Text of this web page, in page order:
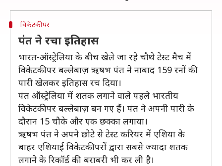
विकेटकीपर
पंत ने रचा इतिहास
भारत-ऑस्ट्रेलिया के बीच खेले जा रहे चौथे टेस्ट मैच में
विकेटकीपर बल्लेबाज़ ऋषभ पंत ने नाबाद 159 रनों की
पारी खेलकर इतिहास रच दिया।
पंत ऑस्ट्रेलिया में शतक लगाने वाले पहले भारतीय
विकेटकीपर बल्लेबाज़ बन गए हैं। पंत ने अपनी पारी के
दौरान 15 चौके और एक छक्का लगाया।
ऋषभ पंत ने अपने छोटे से टेस्ट करियर में एशिया के
बाहर एशियाई विकेटकीपरों द्वारा सबसे ज्यादा शतक
लगाने के रिकॉर्ड की बराबरी भी कर ली है।